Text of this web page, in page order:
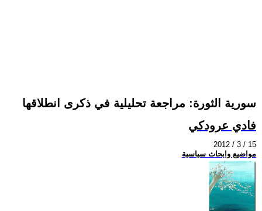
سورية الثورة: مراجعة تحليلية في ذكرى انطلاقها
فادي عرودكي
2012 / 3 / 15
مواضيع وابحاث سياسية